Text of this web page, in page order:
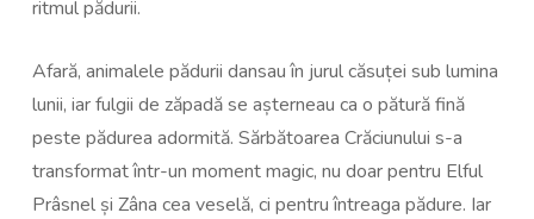
ritmul pădurii.
Afară, animalele pădurii dansau în jurul căsuței sub lumina
lunii, iar fulgii de zăpadă se așterneau ca o pătură fină
peste pădurea adormită. Sărbătoarea Crăciunului s-a
transformat într-un moment magic, nu doar pentru Elful
Prâsnel și Zâna cea veselă, ci pentru întreaga pădure. Iar